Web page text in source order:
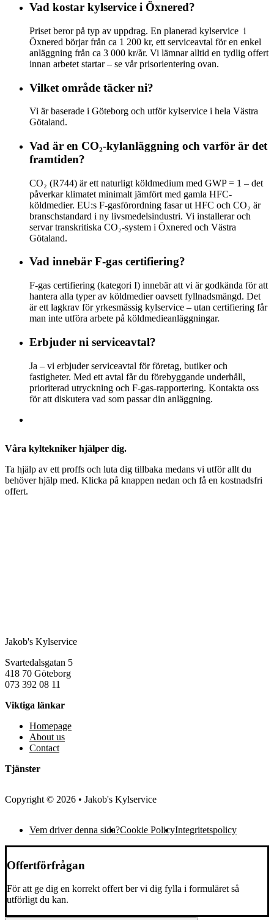
Vad kostar kylservice i Öxnered?
Priset beror på typ av uppdrag. En planerad kylservice i
Öxnered börjar från ca 1 200 kr, ett serviceavtal för en enkel
anläggning från ca 3 000 kr/år. Vi lämnar alltid en tydlig offert
innan arbetet startar – se vår prisorientering ovan.
Vilket område täcker ni?
Vi är baserade i Göteborg och utför kylservice i hela Västra
Götaland.
Vad är en CO₂-kylanläggning och varför är det
framtiden?
CO₂ (R744) är ett naturligt köldmedium med GWP = 1 – det
påverkar klimatet minimalt jämfört med gamla HFC-
köldmedier. EU:s F-gasförordning fasar ut HFC och CO₂ är
branschstandard i ny livsmedelsindustri. Vi installerar och
servar transkritiska CO₂-system i Öxnered och Västra
Götaland.
Vad innebär F-gas certifiering?
F-gas certifiering (kategori I) innebär att vi är godkända för att
hantera alla typer av köldmedier oavsett fyllnadsmängd. Det
är ett lagkrav för yrkesmässig kylservice – utan certifiering får
man inte utföra arbete på köldmedieanläggningar.
Erbjuder ni serviceavtal?
Ja – vi erbjuder serviceavtal för företag, butiker och
fastigheter. Med ett avtal får du förebyggande underhåll,
prioriterad utryckning och F-gas-rapportering. Kontakta oss
för att diskutera vad som passar din anläggning.
Våra kyltekniker hjälper dig.
Ta hjälp av ett proffs och luta dig tillbaka medans vi utför allt du
behöver hjälp med. Klicka på knappen nedan och få en kostnadsfri
offert.
Jakob's Kylservice
Svartedalsgatan 5
418 70 Göteborg
073 392 08 11
Viktiga länkar
Homepage
About us
Contact
Tjänster
Copyright © 2026 • Jakob's Kylservice
Vem driver denna sida?Cookie PolicyIntegritetspolicy
Offertförfrågan
För att ge dig en korrekt offert ber vi dig fylla i formuläret så
utförligt du kan.